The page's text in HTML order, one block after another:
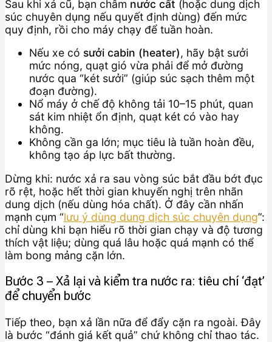
Sau khi xả cũ, bạn châm nước cất (hoặc dung dịch
súc chuyên dụng nếu quyết định dùng) đến mức
quy định, rồi cho máy chạy để tuần hoàn.
Nếu xe có sưởi cabin (heater), hãy bật sưởi
mức nóng, quạt gió vừa phải để mở đường
nước qua “két sưởi” (giúp súc sạch thêm một
đoạn đường).
Nổ máy ở chế độ không tải 10–15 phút, quan
sát kim nhiệt ổn định, quạt két có vào hay
không.
Không cần ga lớn; mục tiêu là tuần hoàn đều,
không tạo áp lực bất thường.
Dừng khi: nước xả ra sau vòng súc bắt đầu bớt đục
rõ rệt, hoặc hết thời gian khuyến nghị trên nhãn
dung dịch (nếu dùng hóa chất). Ở đây cần nhấn
mạnh cụm “lưu ý dùng dung dịch súc chuyên dụng”:
chỉ dùng khi bạn hiểu rõ thời gian chạy và độ tương
thích vật liệu; dùng quá lâu hoặc quá mạnh có thể
làm bong mảng cặn lớn.
Bước 3 – Xả lại và kiểm tra nước ra: tiêu chí ‘đạt’
để chuyển bước
Tiếp theo, bạn xả lần nữa để đẩy cặn ra ngoài. Đây
là bước “đánh giá kết quả” chứ không chỉ thao tác.